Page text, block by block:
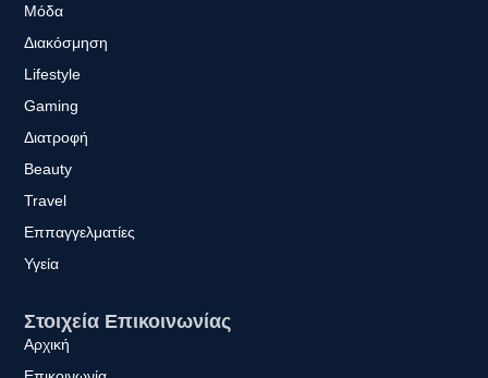
Μόδα
Διακόσμηση
Lifestyle
Gaming
Διατροφή
Beauty
Travel
Εππαγγελματίες
Υγεία
Στοιχεία Επικοινωνίας
Αρχική